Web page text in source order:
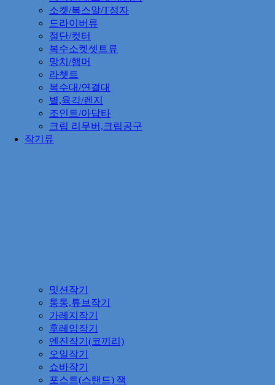
소켓/복스알/T정자
드라이버류
절단/컷터
복수소켓셋트류
망치/햄머
라쳇트
복수대/연결대
별,육각/렌지
조인트/아답타
크립 리무버,크립공구
작기류
밋션작기
통통,튜브작기
가레지작기
후레임작기
엔진작기(코끼리)
오일작기
쇼바작기
포스트(스탠드) 잭